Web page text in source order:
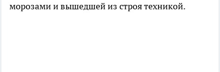
морозами и вышедшей из строя техникой.